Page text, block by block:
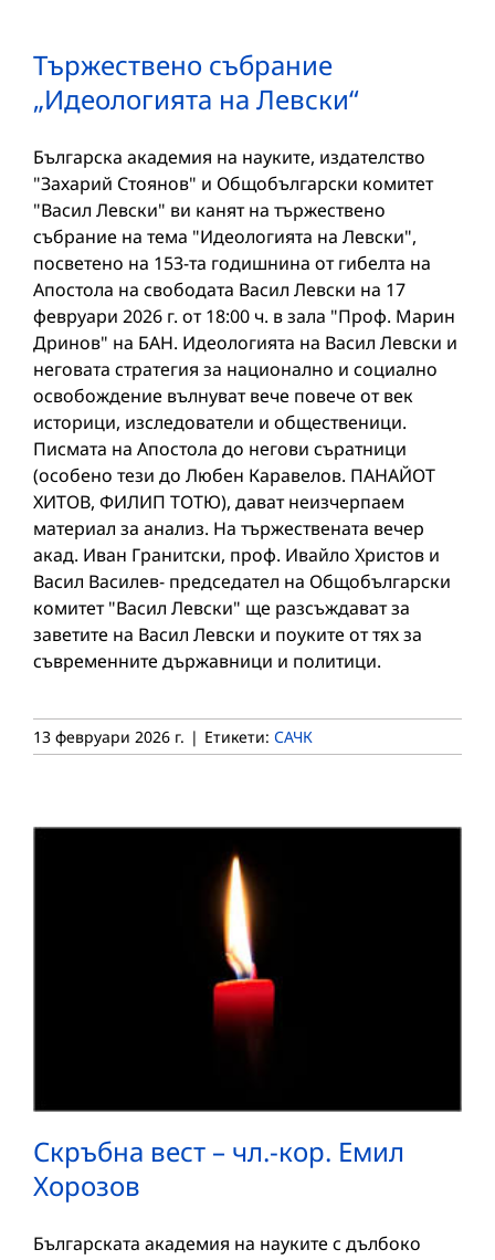
Тържествено събрание
„Идеологията на Левски“
Българска академия на науките, издателство
"Захарий Стоянов" и Общобългарски комитет
"Васил Левски" ви канят на тържествено
събрание на тема "Идеологията на Левски",
посветено на 153-та годишнина от гибелта на
Апостола на свободата Васил Левски на 17
февруари 2026 г. от 18:00 ч. в зала "Проф. Марин
Дринов" на БАН. Идеологията на Васил Левски и
неговата стратегия за национално и социално
освобождение вълнуват вече повече от век
историци, изследователи и общественици.
Писмата на Апостола до негови съратници
(особено тези до Любен Каравелов. ПАНАЙОТ
ХИТОВ, ФИЛИП ТОТЮ), дават неизчерпаем
материал за анализ. На тържествената вечер
акад. Иван Гранитски, проф. Ивайло Христов и
Васил Василев- председател на Общобългарски
комитет "Васил Левски" ще разсъждават за
заветите на Васил Левски и поуките от тях за
съвременните държавници и политици.
13 февруари 2026 г. | Етикети: САЧК
Скръбна вест – чл.-кор. Емил
Хорозов
Българската академия на науките с дълбоко